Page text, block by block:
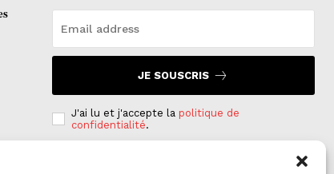
JE SOUSCRIS
J'ai lu et j'accepte la politique de
confidentialité.